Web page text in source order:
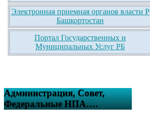
Электронная приемная органов власти Р
Башкортостан
Портал Государственных и
Муниципальных Услуг РБ
Администрация, Совет,
Федеральные НПА….